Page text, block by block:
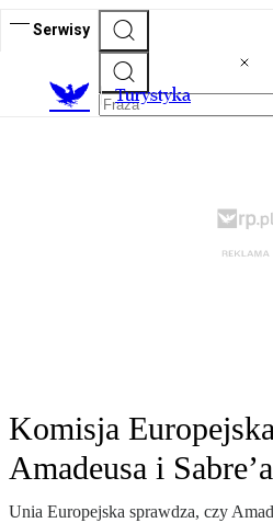
Serwisy
Turystyka
Komisja
Amadeusa i Sabre’a
Unia Europejska sprawdza, czy